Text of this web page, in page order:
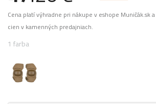
Cena platí výhradne pri nákupe v eshope Muničák.sk
cien v kamenných predajniach.
1 farba